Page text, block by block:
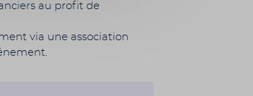
au profit de
via une association